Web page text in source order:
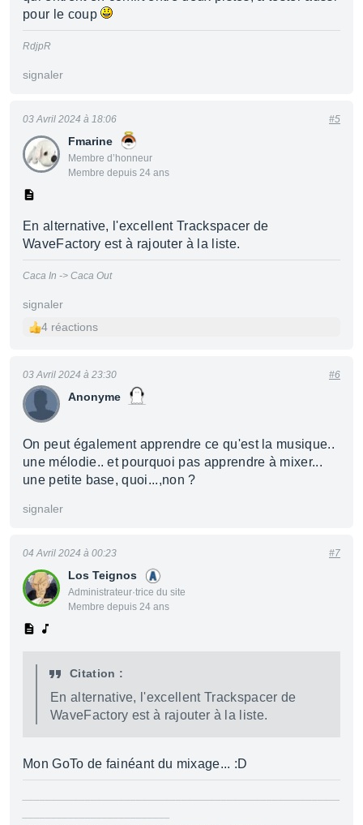
pour le coup
RdjpR
signaler
Fmarine
Membre d’honneur
Membre depuis 24 ans
03 Avril 2024 à 18:06 #5
En alternative, l'excellent Trackspacer de
WaveFactory est à rajouter à la liste.
Caca In -> Caca Out
signaler
4 réactions
Anonyme
03 Avril 2024 à 23:30 #6
On peut également apprendre ce qu'est la musique..
une mélodie.. et pourquoi pas apprendre à mixer...
une petite base, quoi...,non ?
signaler
Los Teignos
Administrateur·trice du site
Membre depuis 24 ans
04 Avril 2024 à 00:23 #7
Citation :
En alternative, l'excellent Trackspacer de
WaveFactory est à rajouter à la liste.
Mon GoTo de fainéant du mixage... :D